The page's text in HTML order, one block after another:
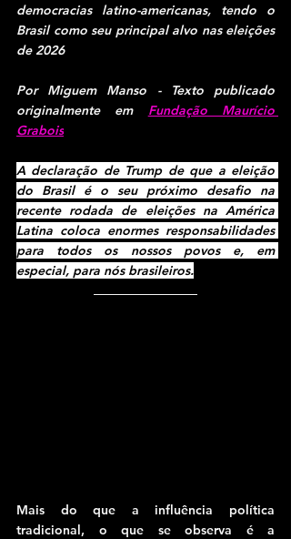
democracias latino-americanas, tendo o
Brasil como seu principal alvo nas eleições
de 2026
Por Miguem Manso - Texto publicado
originalmente em Fundação Maurício
Grabois
A declaração de Trump de que a eleição
do Brasil é o seu próximo desafio na
recente rodada de eleições na América
Latina coloca enormes responsabilidades
para todos os nossos povos e, em
especial, para nós brasileiros.
Mais do que a influência política
tradicional, o que se observa é a